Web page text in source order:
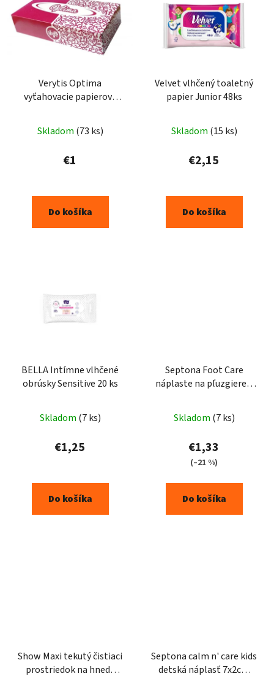
Verytis Optima
vyťahovacie papierové
Skladom (73 ks)
€1
Do košíka
Velvet vlhčený toaletný
papier Junior 48ks
Skladom (15 ks)
€2,15
Do košíka
BELLA Intímne vlhčené
obrúsky Sensitive 20 ks
Skladom (7 ks)
€1,25
Do košíka
Septona Foot Care
náplaste na pľuzgiere 5
Skladom (7 ks)
€1,33
(–21 %)
Do košíka
Show Maxi tekutý čistiaci
prostriedok na hnedé
Septona calm n' care kids
detská náplasť 7x2cm